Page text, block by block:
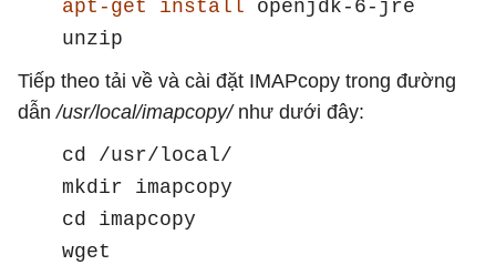
apt-get install openjdk-6-jre
unzip
Tiếp theo tải về và cài đặt IMAPcopy trong đường
dẫn /usr/local/imapcopy/ như dưới đây:
cd /usr/local/
mkdir imapcopy
cd imapcopy
wget